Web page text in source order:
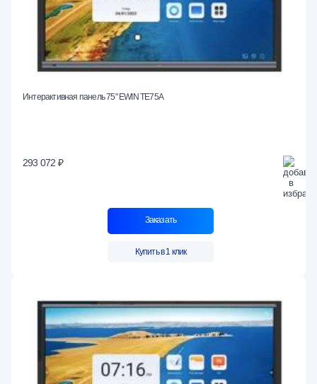
Интерактивная панель 75" EWIN TE75A
293 072 ₽
Заказать
Купить в 1 клик